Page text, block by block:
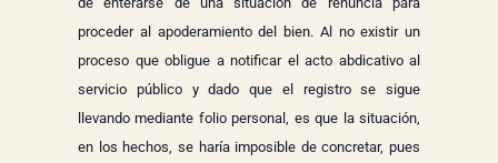
proceder al apoderamiento del bien. Al no existir un
proceso que obligue a notificar el acto abdicativo al
servicio público y dado que el registro se sigue
llevando mediante folio personal, es que la situación,
en los hechos, se haría imposible de concretar, pues